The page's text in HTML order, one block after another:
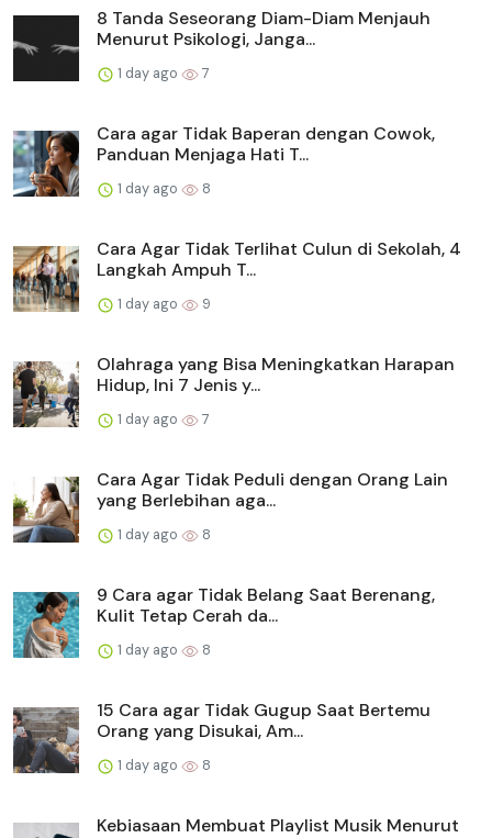
8 Tanda Seseorang Diam-Diam Menjauh
Menurut Psikologi, Janga...
1 day ago 7
Cara agar Tidak Baperan dengan Cowok,
Panduan Menjaga Hati T...
1 day ago 8
Cara Agar Tidak Terlihat Culun di Sekolah, 4
Langkah Ampuh T...
1 day ago 9
Olahraga yang Bisa Meningkatkan Harapan
Hidup, Ini 7 Jenis y...
1 day ago 7
Cara Agar Tidak Peduli dengan Orang Lain
yang Berlebihan aga...
1 day ago 8
9 Cara agar Tidak Belang Saat Berenang,
Kulit Tetap Cerah da...
1 day ago 8
15 Cara agar Tidak Gugup Saat Bertemu
Orang yang Disukai, Am...
1 day ago 8
Kebiasaan Membuat Playlist Musik Menurut